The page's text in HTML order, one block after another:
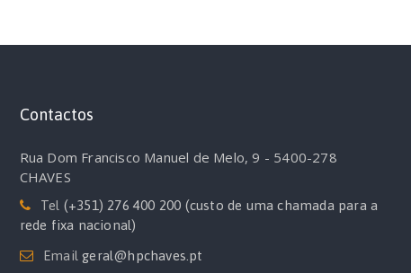
Contactos
Rua Dom Francisco Manuel de Melo, 9 - 5400-278
CHAVES
Tel (+351) 276 400 200 (custo de uma chamada para a
rede fixa nacional)
Emailgeral@hpchaves.pt